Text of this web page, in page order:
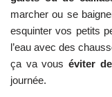
marcher ou se
esquinter vos petits
l’eau avec des
ça va vouséviter
journée.